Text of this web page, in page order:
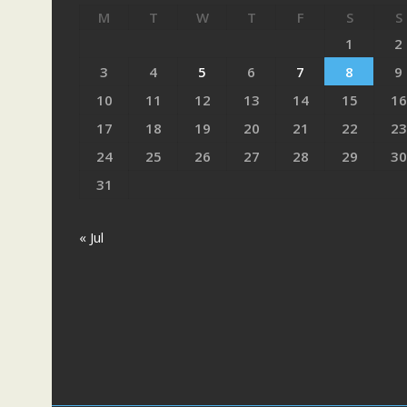
M T W T F S
S
1
2
3
4 5 6 7 8
9
10
11 12 13 14 15
16
17
18 19 20 21 22
23
24
25 26 27 28 29
30
31
« Jul